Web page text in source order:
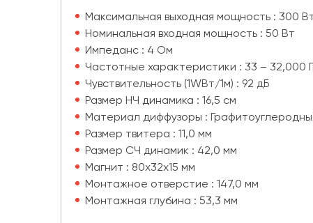
Максимальная выходная мощность : 300
Номинальная входная мощность : 50 Вт
Импеданс : 4 Ом
Частотные характеристики : 33 – 32,000
Чувствительность (1WВт/1м) : 92 дБ
Размер НЧ динамика : 16,5 см
Материал диффузоры :
Размер твитера : 11,0 мм
Размер СЧ динамик : 42,0 мм
Магнит : 80x32x15 мм
Монтажное отверстие : 147,0 мм
Монтажная глубина : 53,3 мм